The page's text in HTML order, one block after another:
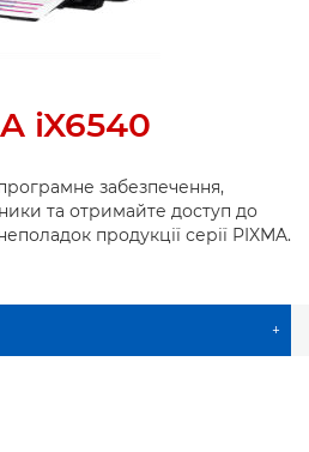
iX6540
забезпечення,
та отримайте доступ до
продукції серії PIXMA.
+